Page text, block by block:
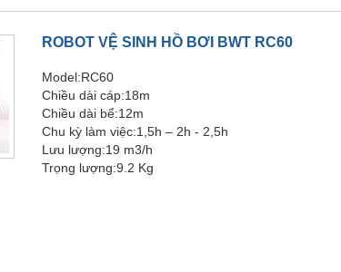
ROBOT VỆ SINH HỒ BƠI BWT RC60
Model:RC60
Chiều dài cáp:18m
Chiều dài bể:12m
Chu kỳ làm việc:1,5h – 2h - 2,5h
Lưu lượng:19 m3/h
Trọng lượng:9.2 Kg